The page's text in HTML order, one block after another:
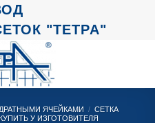
"ТЕТРА"
ЯЧЕЙКАМИ / СЕТКА
У ИЗГОТОВИТЕЛЯ